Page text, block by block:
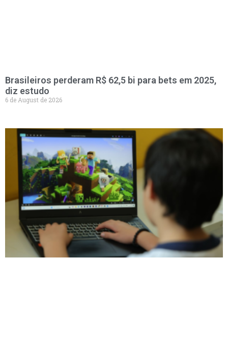
Brasileiros perderam R$ 62,5 bi para bets em 2025,
diz estudo
6 de August de 2026